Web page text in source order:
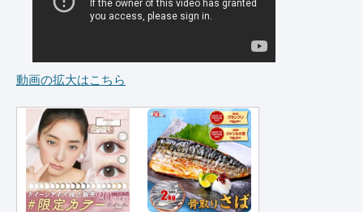
動画の拡大はこちら